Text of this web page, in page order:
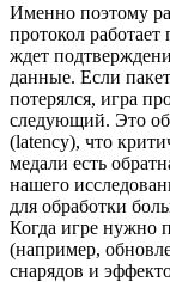
Именно поэтому
протокол
ждет
данные. Если
потерялся, игра
следующий. Это
(latency), что
медали есть
нашего
для обработки
Когда игре нужно
(например,
снарядов и